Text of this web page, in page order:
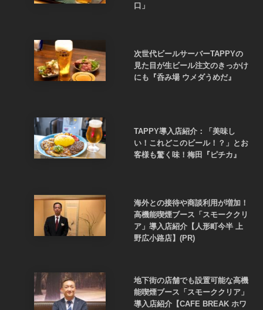
口」
次世代ビールサーバーTAPPYの
見た目が生ビール注文のきっかけ
にも『呑み場 ウメダうめだ』
TAPPY導入店紹介：「美味し
い！これどこのビール！？」とお
客様も驚く味！梅田『ピチカ』
海外との接待や商談利用が増加！
高機能喫煙ブース「スモーククリ
ア」導入店紹介【人形町今半 上
野広小路店】(PR)
地下街の店舗でも設置可能な高機
能喫煙ブース「スモーククリア」
導入店紹介【CAFE BREAK ホワ